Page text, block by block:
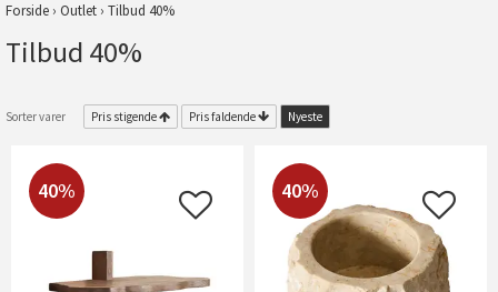
Forside › Outlet › Tilbud 40%
Tilbud 40%
Sorter varer Pris stigende Pris faldende Nyeste
40% 40%